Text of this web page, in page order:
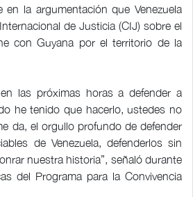
en la argumentación que Venezuela
de Justicia (CIJ) sobre el
con Guyana por el territorio de la
las próximas horas a defender a
he tenido que hacerlo, ustedes no
da, el orgullo profundo de defender
de Venezuela, defenderlos sin
nuestra historia”, señaló durante
del Programa para la Convivencia